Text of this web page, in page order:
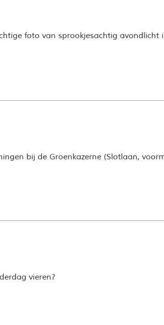
foto van sprookjesachtig avondlicht
bij de Groenkazerne (Slotlaan,
vieren?